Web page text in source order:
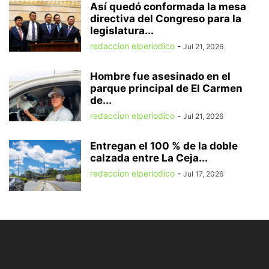
Así quedó conformada la mesa
directiva del Congreso para la
legislatura...
redaccion elperiodico - Jul 21, 2026
Hombre fue asesinado en el
parque principal de El Carmen
de...
redaccion elperiodico - Jul 21, 2026
Entregan el 100 % de la doble
calzada entre La Ceja...
redaccion elperiodico - Jul 17, 2026